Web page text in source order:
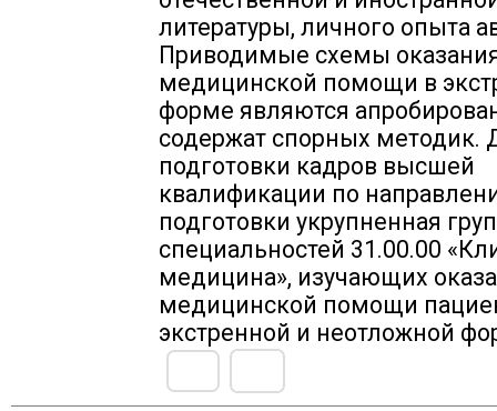
литературы, личного опыта
Приводимые схемы
медицинской помощи в
форме являются
содержат спорных методик.
подготовки кадров высшей
квалификации по
подготовки укрупненная
специальностей 31.00.00
медицина», изучающих
медицинской помощи
экстренной и неотложной